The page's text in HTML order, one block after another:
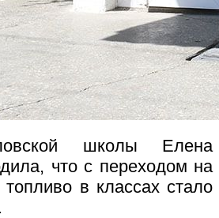
школы Елена
что с переходом на
топливо в классах стало